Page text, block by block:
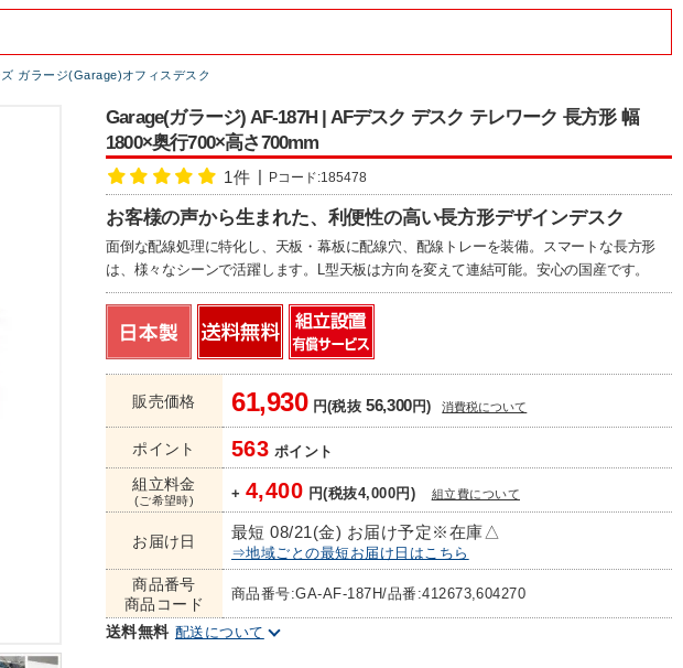
ガラージ(Garage)オフィスデスク
Garage(ガラージ) AF-187H | AFデスク デスク テレワーク 長方形 幅
1800×奥行700×高さ700mm
1件 Pコード:185478
お客様の声から生まれた、利便性の高い長方形デザインデスク
面倒な配線処理に特化し、天板・幕板に配線穴、配線トレーを装備。スマートな長方形
は、様々なシーンで活躍します。L型天板は方向を変えて連結可能。安心の国産です。
販売価格 61,930円(税抜56,300円) 消費税について
ポイント 563 ポイント
組立料金
(ご希望時) + 4,400 円(税抜4,000円) 組立費について
お届け日 最短 08/21(金) お届け予定※在庫△
⇒地域ごとの最短お届け日はこちら
商品番号
商品コード
商品番号:GA-AF-187H/品番:412673,604270
送料無料 配送について